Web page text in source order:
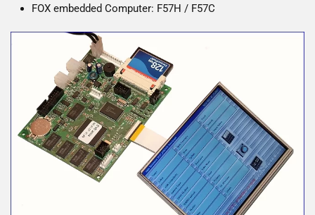
FOX embedded Computer: F57H / F57C